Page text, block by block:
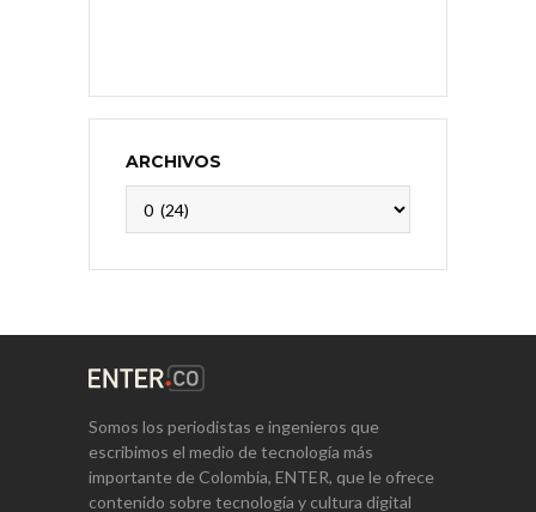
ARCHIVOS
Somos los periodistas e ingenieros que
escribimos el medio de tecnología más
importante de Colombia, ENTER, que le ofrece
contenido sobre tecnología y cultura digital